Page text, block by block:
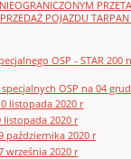
POJAZDU
OSP - STAR 200
OSP na 04
listopada 2020 r
listopada 2020 r
października 2020 r
września 2020 r